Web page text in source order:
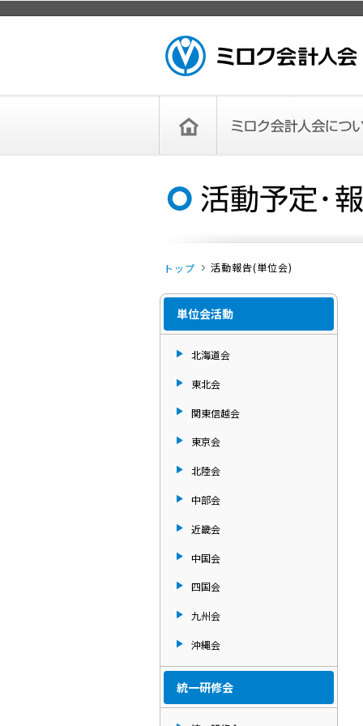
トップ 活動報告(単位会)
単位会活動
北海道会
東北会
関東信越会
東京会
北陸会
中部会
近畿会
中国会
四国会
九州会
沖縄会
統一研修会